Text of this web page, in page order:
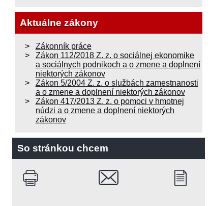
Aktuálne zákony
Zákonník práce
Zákon 112/2018 Z. z. o sociálnej ekonomike
a sociálnych podnikoch a o zmene a doplnení
niektorých zákonov
Zákon 5/2004 Z. z. o službách zamestnanosti
a o zmene a doplnení niektorých zákonov
Zákon 417/2013 Z. z. o pomoci v hmotnej
núdzi a o zmene a doplnení niektorých
zákonov
So stránkou chcem